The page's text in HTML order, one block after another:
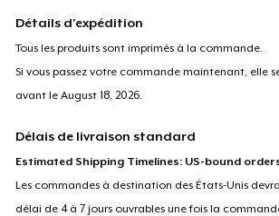
Détails d'expédition
Tous les produits sont imprimés à la commande.
Si vous passez votre commande maintenant, elle
avant leAugust 18, 2026.
Délais de livraison standard
Estimated Shipping Timelines: US-bound
Les commandes à destination des États-Unis
délai de 4 à 7 jours ouvrables une fois la